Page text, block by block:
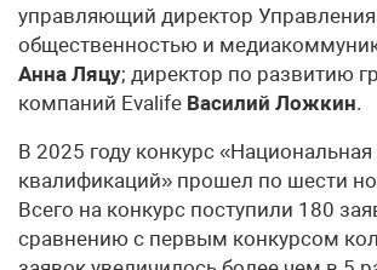
управляющий директор
общественностью и
Анна Ляцу; директор по развитию
компаний Evalife Василий Ложкин.
В 2025 году конкурс «Национальная
квалификаций» прошел по шести
Всего на конкурс поступили 180
сравнению с первым конкурсом